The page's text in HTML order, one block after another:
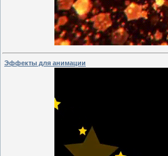
Эффекты для анимации